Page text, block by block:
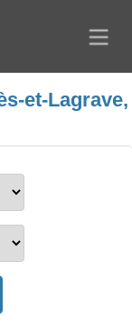
et-Lagrave,